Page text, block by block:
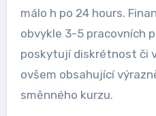
málo h po 24 hours.
obvykle 3-5 pracovních
poskytují diskrétnost či
ovšem obsahující
směnného kurzu.